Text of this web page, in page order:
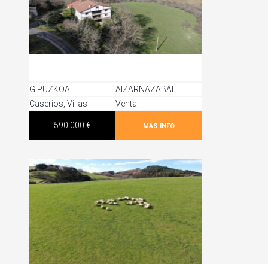
GIPUZKOA
AIZARNAZABAL
Caserios ,Villas Venta
590.000 € MAS INFO